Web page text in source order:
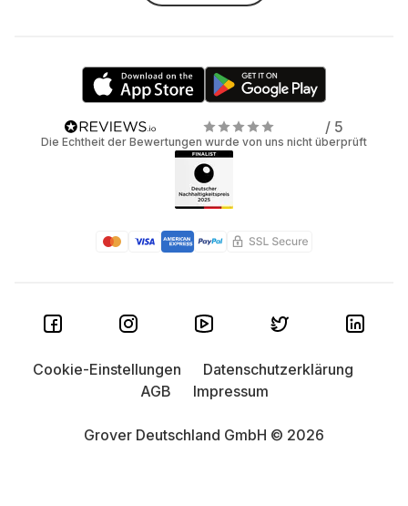
/ 5
Die Echtheit der Bewertungen wurde von uns nicht überprüft
Grover Deutschland GmbH © 2026
Cookie-Einstellungen
Datenschutzerklärung
AGB
Impressum